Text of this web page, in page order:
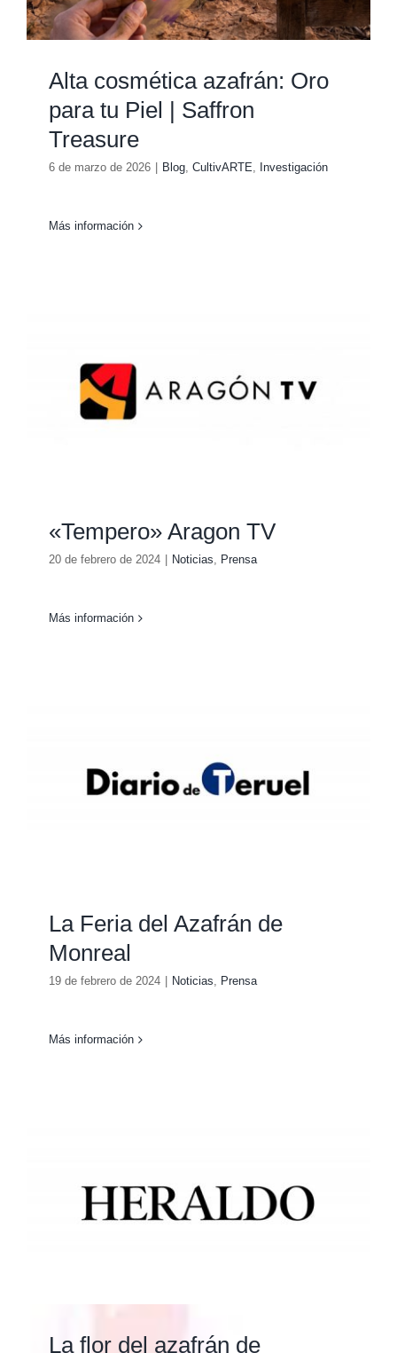
Alta cosmética azafrán: Oro
para tu Piel | Saffron
Treasure
6 de marzo de 2026 Blog, CultivARTE, Investigación
Más información
«Tempero» Aragon TV
20 de febrero de 2024 Noticias, Prensa
Más información
La Feria del Azafrán de
Monreal
19 de febrero de 2024 Noticias, Prensa
Más información
La flor del azafrán de